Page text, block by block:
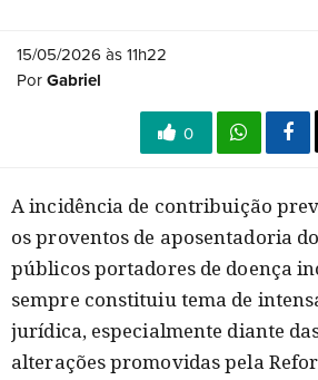
15/05/2026 às 11h22
Por Gabriel
0
A incidência de contribuição
os proventos de aposentadoria
públicos portadores de doença
sempre constituiu tema de
jurídica, especialmente diante
alterações promovidas pela